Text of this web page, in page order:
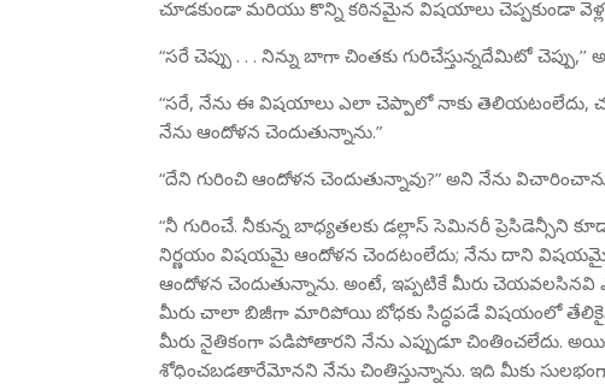
చూడకుండా మరియు కొన్ని కఠినమైన విషయాలు చెప్పకుండా
“సరే చెప్పు . . . నిన్ను బాగా చింతకు గురిచేస్తున్నదేమిటో చెప్పు,’’
“సరే, నేను ఈ విషయాలు ఎలా చెప్పాలో నాకు
నేను ఆందోళన చెందుతున్నాను.”
“దేని గురించి ఆందోళన చెందుతున్నావు?” అని నేను
“నీ గురించే. నీకున్న బాధ్యతలకు డల్లాస్ సెమినరీ ప్రెసిడెన్సీని
నిర్ణయం విషయమై ఆందోళన చెందటంలేదు; నేను దాని
ఆందోళన చెందుతున్నాను. అంటే, ఇప్పటికే మీరు
మీరు చాలా బిజీగా మారిపోయి బోధకు సిద్ధపడే విషయంలో తేలికైన
మీరు నైతికంగా పడిపోతారని నేను ఎప్పుడూ చింతించలేదు.
శోధించబడతారేమోనని నేను చింతిస్తున్నాను. ఇది మీకు